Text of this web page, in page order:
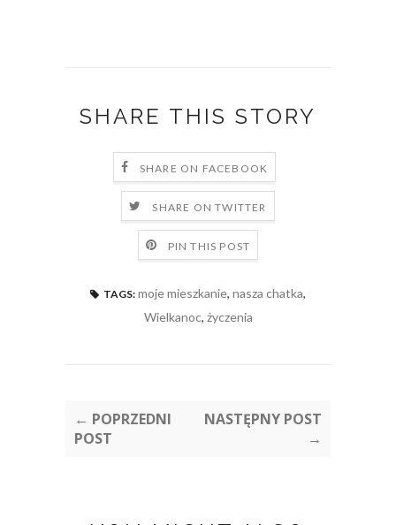
SHARE THIS STORY
SHARE ON FACEBOOK
SHARE ON TWITTER
PIN THIS POST
TAGS: moje mieszkanie, nasza chatka,
Wielkanoc, życzenia
← POPRZEDNI
POST
NASTĘPNY POST
→